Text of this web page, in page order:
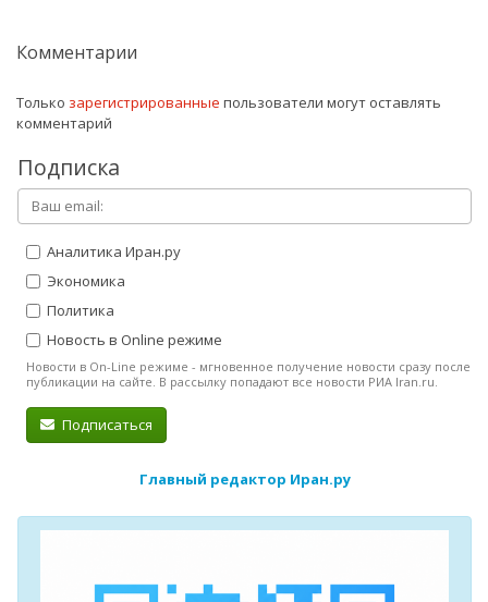
Комментарии
Только зарегистрированные пользователи могут оставлять
комментарий
Подписка
Аналитика Иран.ру
Экономика
Политика
Новость в Online режиме
Новости в On-Line режиме - мгновенное получение новости сразу после
публикации на сайте. В рассылку попадают все новости РИА Iran.ru.
Подписаться
Главный редактор Иран.ру